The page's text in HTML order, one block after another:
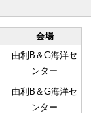
会場
由利B＆G海洋セ
ンター
由利B＆G海洋セ
ンター